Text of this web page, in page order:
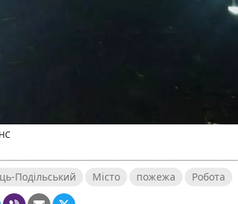
Подільський Місто пожежа Робота